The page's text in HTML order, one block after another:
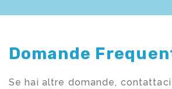
Domande
Se hai altre domande,